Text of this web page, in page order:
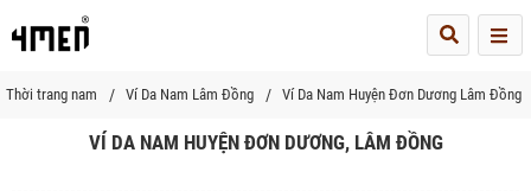
Thời trang nam Ví Da Nam Lâm Đồng Ví Da Nam Huyện Đơn Dương Lâm Đồng
VÍ DA NAM HUYỆN ĐƠN DƯƠNG, LÂM ĐỒNG